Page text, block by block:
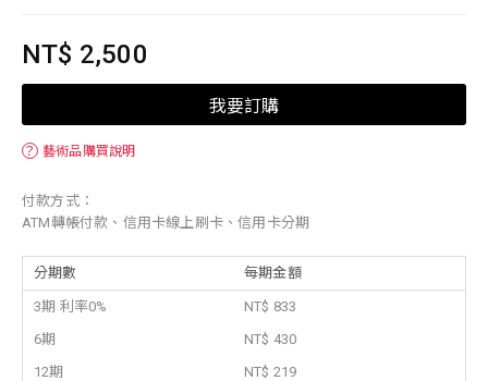
NT$ 2,500
我要訂購
？ 藝術品購買說明
付款方式：
ATM轉帳付款、信用卡線上刷卡、信用卡分期
分期數 每期金額
3期 利率0%
NT$ 833
6期
NT$ 430
12期
NT$ 219